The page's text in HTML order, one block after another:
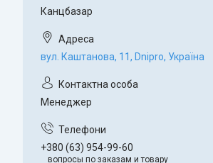
Канцбазар
вул. Каштанова, 11, Dnipro, Україна
Менеджер
+380 (63) 954-99-60
вопросы по заказам и товару